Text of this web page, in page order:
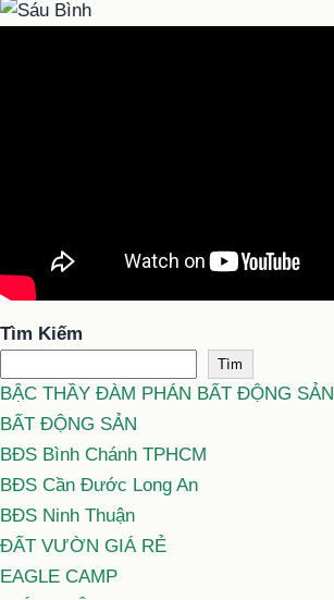
Tìm Kiếm
Tìm
BẬC THẦY ĐÀM PHÁN BẤT ĐỘNG SẢN
BẤT ĐỘNG SẢN
BĐS Bình Chánh TPHCM
BĐS Cần Đước Long An
BĐS Ninh Thuận
ĐẤT VƯỜN GIÁ RẺ
EAGLE CAMP